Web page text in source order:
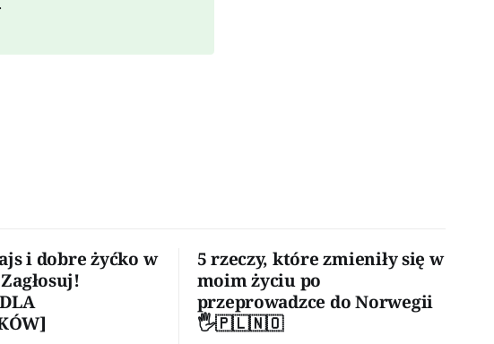
i dobre żyćko w
5 rzeczy, które zmieniły się w
moim życiu po
przeprowadzce do Norwegii
🖐️🇵🇱🇳🇴